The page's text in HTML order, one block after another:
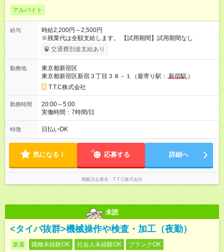
アルバイト
給与
時給2,200円～2,500円
※残業代は全額支給します。 【試用期間】試用期間なし
交通費別途支給あり
勤務地
東京都新宿区
東京都新宿区新宿３丁目３８－１（最寄り駅： 新宿駅 ）
T.T.C株式会社
勤務時間
20:00～5:00
実働時間：7時間/日
特徴 日払いOK
気になる！ 応募する 詳細へ
掲載元企業名 T.T.C株式会社
未読
<タイパ抜群>機械操作や検査・加工（夜勤）
派遣 職種未経験OK 社会人未経験OK
ブランクOK